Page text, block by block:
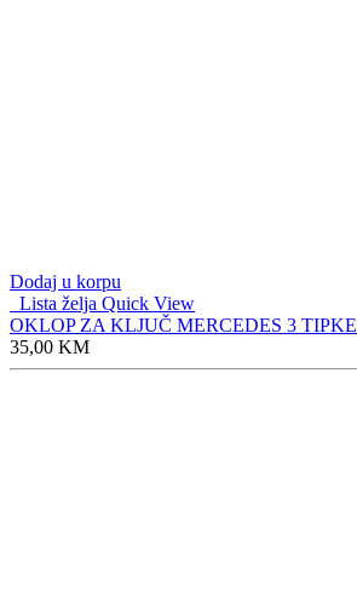
Dodaj u korpu
Lista želja Quick View
OKLOP ZA KLJUČ MERCEDES 3 TIPKE
35,00 KM